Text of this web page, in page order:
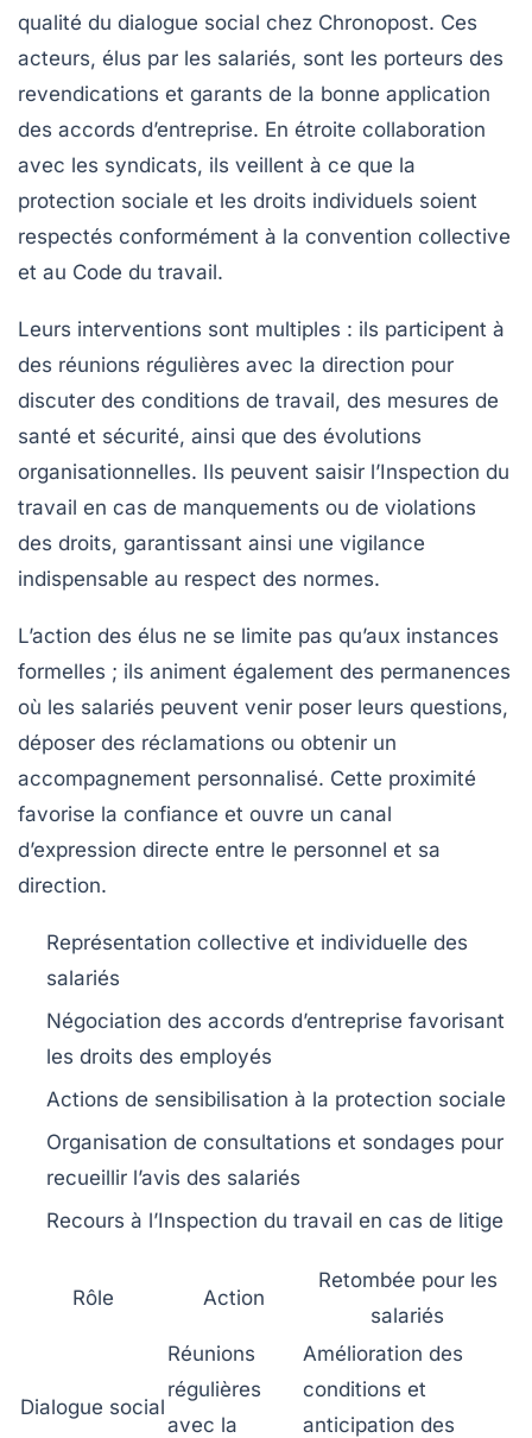
qualité du dialogue social chez Chronopost. Ces
acteurs, élus par les salariés, sont les porteurs des
revendications et garants de la bonne application
des accords d’entreprise. En étroite collaboration
avec les syndicats, ils veillent à ce que la
protection sociale et les droits individuels soient
respectés conformément à la convention collective
et au Code du travail.
Leurs interventions sont multiples : ils participent à
des réunions régulières avec la direction pour
discuter des conditions de travail, des mesures de
santé et sécurité, ainsi que des évolutions
organisationnelles. Ils peuvent saisir l’Inspection du
travail en cas de manquements ou de violations
des droits, garantissant ainsi une vigilance
indispensable au respect des normes.
L’action des élus ne se limite pas qu’aux instances
formelles ; ils animent également des permanences
où les salariés peuvent venir poser leurs questions,
déposer des réclamations ou obtenir un
accompagnement personnalisé. Cette proximité
favorise la confiance et ouvre un canal
d’expression directe entre le personnel et sa
direction.
Représentation collective et individuelle des
salariés
Négociation des accords d’entreprise favorisant
les droits des employés
Actions de sensibilisation à la protection sociale
Organisation de consultations et sondages pour
recueillir l’avis des salariés
Recours à l’Inspection du travail en cas de litige
Rôle Action
Retombée pour les
salariés
Dialogue social
Réunions
régulières
avec la
Amélioration des
conditions et
anticipation des